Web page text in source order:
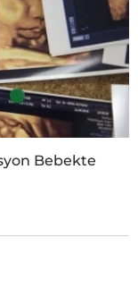
Bebekte